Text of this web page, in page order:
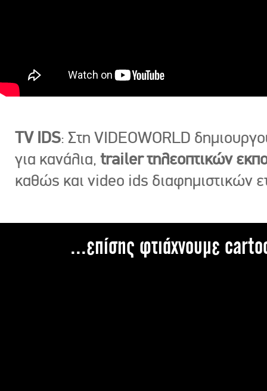
TV IDS: Στη VIDEOWORLD
για κανάλια, trailer τηλεοπτικών
καθώς και video ids διαφημιστικών
...επίσης φτιάχνουμε